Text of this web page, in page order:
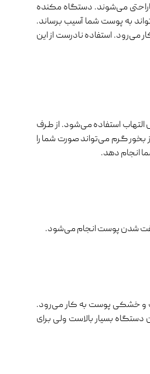
می‌شوند. دستگاه مکنده
به پوست شما آسیب برساند.
استفاده نادرست از این
استفاده می‌شود. از طرف
بخور گرم می‌تواند صورت شما را
انجام دهد.
سفت شدن پوست انجام می‌شود.
و خشکی پوست به کار می‌رود.
بسیار بالاست ولی برای